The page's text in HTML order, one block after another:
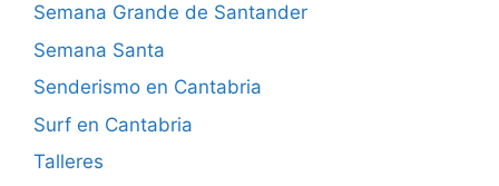
Semana Grande de Santander
Semana Santa
Senderismo en Cantabria
Surf en Cantabria
Talleres